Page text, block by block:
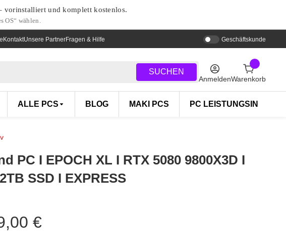
vorinstalliert und komplett kostenlos.
OS“ wählen.
KontaktUnsere PartnerFragen & Hilfe Geschäftskunde
SUCHEN
AnmeldenWarenkorb
ALLE PCS BLOG MAKI PCS PC LEISTUNGSINDEX
PC I EPOCH XL I RTX 5080 9800X3D I
SSD I EXPRESS
€